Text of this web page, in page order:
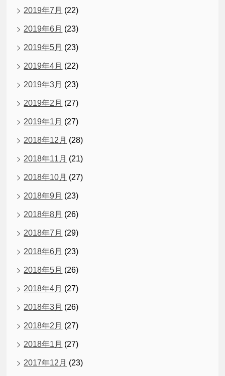
2019年7月 (22)
2019年6月 (23)
2019年5月 (23)
2019年4月 (22)
2019年3月 (23)
2019年2月 (27)
2019年1月 (27)
2018年12月 (28)
2018年11月 (21)
2018年10月 (27)
2018年9月 (23)
2018年8月 (26)
2018年7月 (29)
2018年6月 (23)
2018年5月 (26)
2018年4月 (27)
2018年3月 (26)
2018年2月 (27)
2018年1月 (27)
2017年12月 (23)